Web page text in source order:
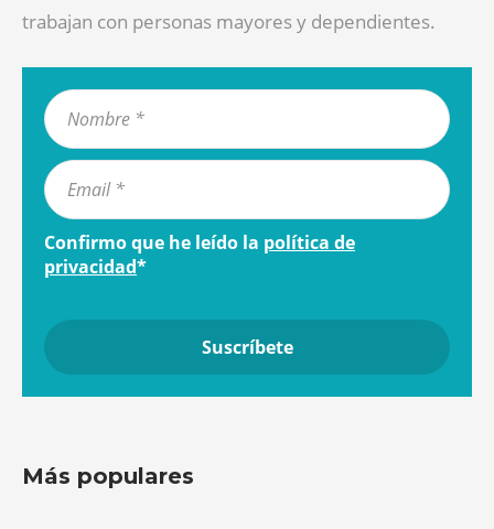
trabajan con personas mayores y dependientes.
Confirmo que he leído la política de
privacidad*
Más populares